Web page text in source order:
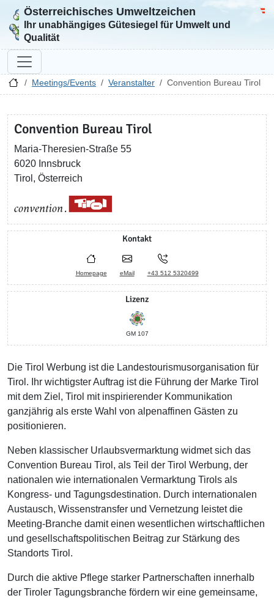
Zur Startseite
Österreichisches Umweltzeichen
Ihr unabhängiges Gütesiegel für Umwelt und
Qualität
Meetings/Events Veranstalter Convention Bureau Tirol
Convention Bureau Tirol
Maria-Theresien-Straße 55
6020 Innsbruck
Tirol, Österreich
Kontakt
Homepage eMail +43 512 5320499
Lizenz
GM 107
Die Tirol Werbung ist die Landestourismusorganisation für
Tirol. Ihr wichtigster Auftrag ist die Führung der Marke Tirol
mit dem Ziel, Tirol mit inspirierender Kommunikation
ganzjährig als erste Wahl von alpenaffinen Gästen zu
positionieren.
Neben klassischer Urlaubsvermarktung widmet sich das
Convention Bureau Tirol, als Teil der Tirol Werbung, der
nationalen wie internationalen Vermarktung Tirols als
Kongress- und Tagungsdestination. Durch internationalen
Austausch, Wissenstransfer und Vernetzung leistet die
Meeting-Branche damit einen wesentlichen wirtschaftlichen
und gesellschaftspolitischen Beitrag zur Stärkung des
Standorts Tirol.
Durch die aktive Pflege starker Partnerschaften innerhalb
der Tiroler Tagungsbranche fördern wir eine gemeinsame,